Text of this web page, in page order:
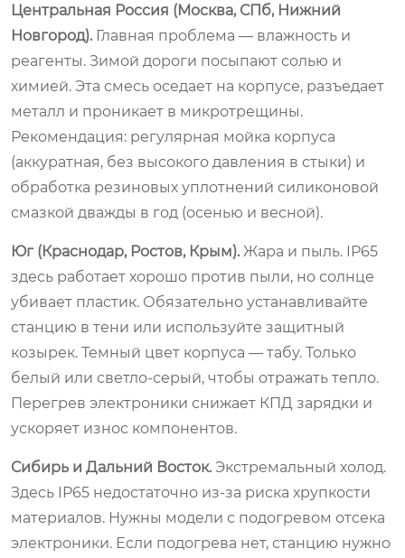
Центральная Россия (Москва, СПб, Нижний
Новгород). Главная проблема — влажность и
реагенты. Зимой дороги посыпают солью и
химией. Эта смесь оседает на корпусе, разъедает
металл и проникает в микротрещины.
Рекомендация: регулярная мойка корпуса
(аккуратная, без высокого давления в стыки) и
обработка резиновых уплотнений силиконовой
смазкой дважды в год (осенью и весной).
Юг (Краснодар, Ростов, Крым). Жара и пыль. IP65
здесь работает хорошо против пыли, но солнце
убивает пластик. Обязательно устанавливайте
станцию в тени или используйте защитный
козырек. Темный цвет корпуса — табу. Только
белый или светло-серый, чтобы отражать тепло.
Перегрев электроники снижает КПД зарядки и
ускоряет износ компонентов.
Сибирь и Дальний Восток. Экстремальный холод.
Здесь IP65 недостаточно из-за риска хрупкости
материалов. Нужны модели с подогревом отсека
электроники. Если подогрева нет, станцию нужно